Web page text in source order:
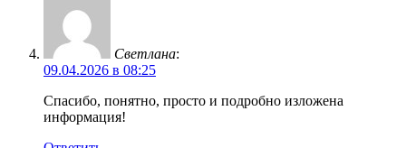
Светлана:
09.04.2026 в 08:25
Спасибо, понятно, просто и подробно изложена
информация!